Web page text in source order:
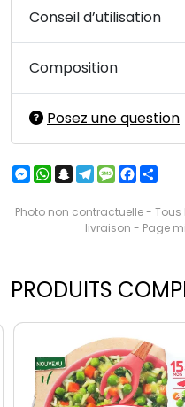
Conseil d’utilisation
Composition
Posez une question
Messenger
WhatsApp
Snapchat
Telegram
Message
Photo non contractuelle - Tous
livraison - Page
PRODUITS